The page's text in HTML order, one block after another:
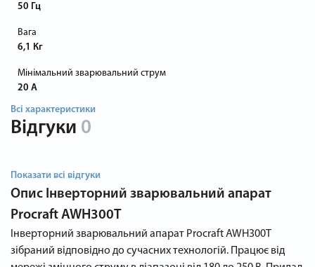
50 Гц
Вага
6,1 Кг
Мінімальний зварювальний струм
20 А
Всі характеристики
Відгуки 0
Показати всі відгуки
Опис Інверторний зварювальний апарат
Procraft AWH300T
Інверторний зварювальний апарат Procraft AWH300T
зібраний відповідно до сучасних технологій. Працює від